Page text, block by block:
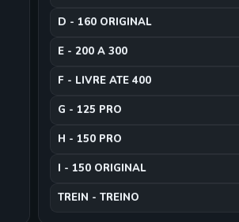
D - 160 ORIGINAL
E - 200 A 300
F - LIVRE ATE 400
G - 125 PRO
H - 150 PRO
I - 150 ORIGINAL
TREIN - TREINO